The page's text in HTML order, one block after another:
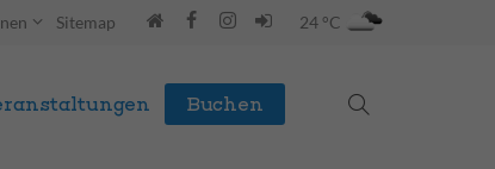
Sitemap 24 °C
Buchen